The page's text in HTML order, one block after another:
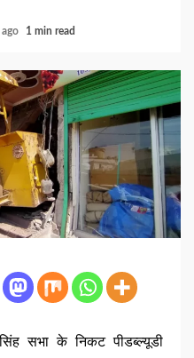
ago 1 min read
सभा के निकट पीडब्ल्यूडी